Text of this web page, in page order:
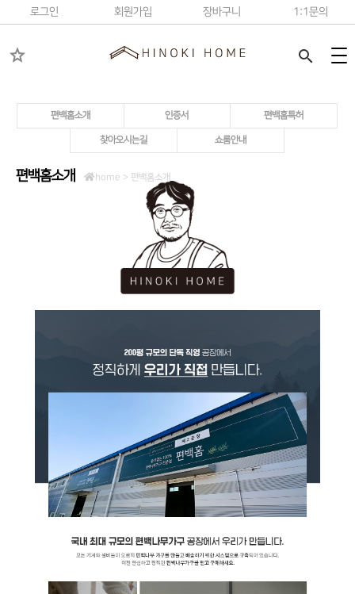
로그인 회원가입 장바구니 1:1문의
search
star
편백홈소개 인증서 편백홈특허
찾아오시는길 쇼룸안내
편백홈소개 home > 편백홈소개